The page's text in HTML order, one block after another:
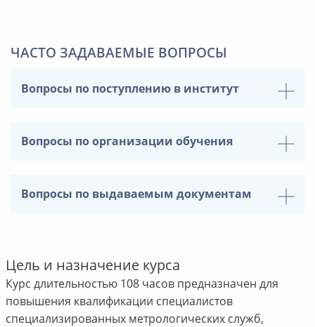
ЧАСТО ЗАДАВАЕМЫЕ ВОПРОСЫ
Вопросы по поступлению в институт
Вопросы по организации обучения
Вопросы по выдаваемым документам
Цель и назначение курса
Курс длительностью 108 часов предназначен для
повышения квалификации специалистов
специализированных метрологических служб,